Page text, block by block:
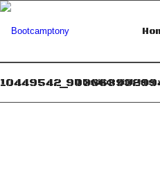
U bevindt zich hier: